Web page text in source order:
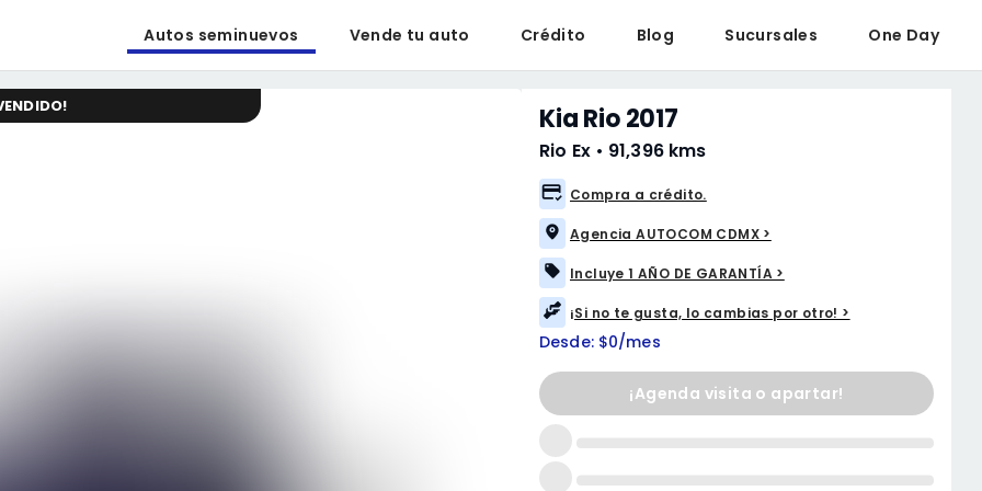
Autos seminuevos Vende tu auto Crédito Blog Sucursales One Day
! Kia Rio 2017
Rio Ex • 91,396 kms
Compra a crédito.
Agencia AUTOCOM CDMX >
Incluye 1 AÑO DE GARANTÍA >
¡Si no te gusta, lo cambias por otro! >
Desde: $0/mes
¡Agenda visita o apartar!